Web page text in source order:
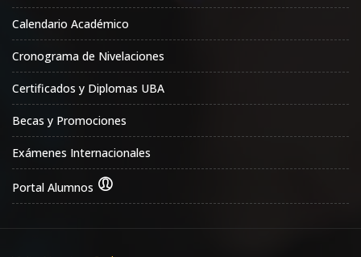
Calendario Académico
Cronograma de Nivelaciones
Certificados y Diplomas UBA
Becas y Promociones
Exámenes Internacionales
Portal Alumnos